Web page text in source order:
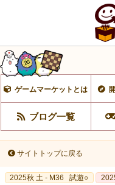
ゲームマーケットとは
ブログ一覧
サイトトップに戻る
2025秋 土 - M36 試遊○